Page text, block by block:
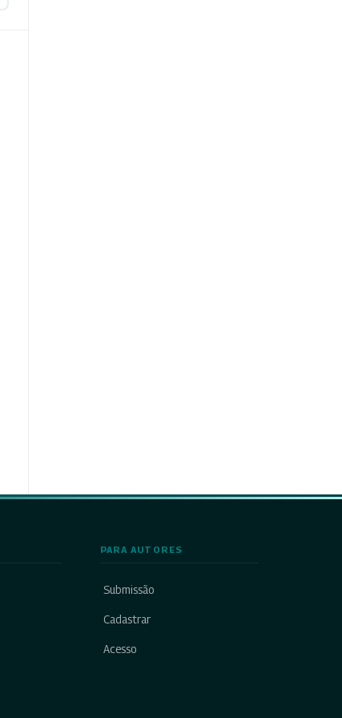
PARA AUTORES
Submissão
Cadastrar
Acesso